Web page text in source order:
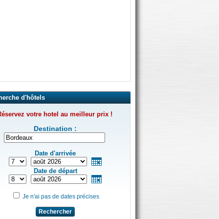
d'hôtels
votre hotel au meilleur prix !
Destination :
Date d'arrivée
Date de départ
Je n'ai pas de dates précises
Rechercher